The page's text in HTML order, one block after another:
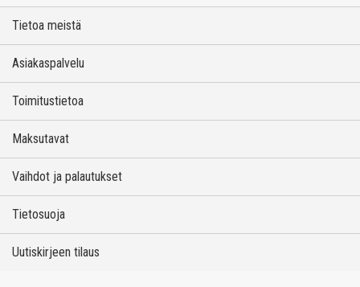
Tietoa meistä
Asiakaspalvelu
Toimitustietoa
Maksutavat
Vaihdot ja palautukset
Tietosuoja
Uutiskirjeen tilaus